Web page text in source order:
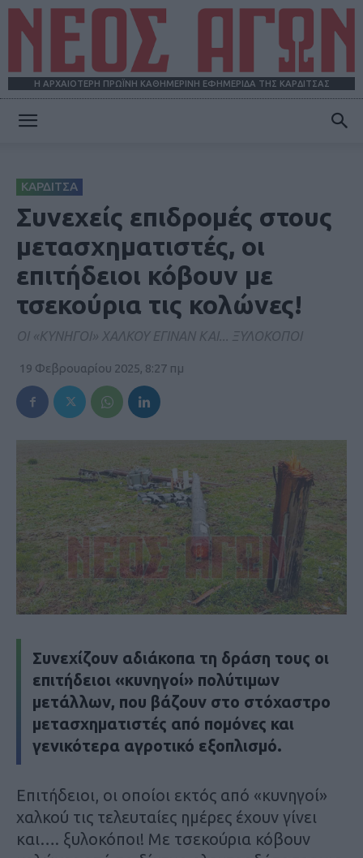
Η ΑΡΧΑΙΟΤΕΡΗ ΠΡΩΪΝΗ ΚΑΘΗΜΕΡΙΝΗ ΕΦΗΜΕΡΙΔΑ ΤΗΣ ΚΑΡΔΙΤΣΑΣ
ΚΑΡΔΙΤΣΑ
Συνεχείς επιδρομές στους
μετασχηματιστές, οι
επιτήδειοι κόβουν με
τσεκούρια τις κολώνες!
ΟΙ «ΚΥΝΗΓΟΙ» ΧΑΛΚΟΥ ΕΓΙΝΑΝ ΚΑΙ... ΞΥΛΟΚΟΠΟΙ
19 Φεβρουαρίου 2025, 8:27 πμ
Συνεχίζουν αδιάκοπα τη δράση τους οι
επιτήδειοι «κυνηγοί» πολύτιμων
μετάλλων, που βάζουν στο στόχαστρο
μετασχηματιστές από πομόνες και
γενικότερα αγροτικό εξοπλισμό.
Επιτήδειοι, οι οποίοι εκτός από «κυνηγοί»
χαλκού τις τελευταίες ημέρες έχουν γίνει
και…. ξυλοκόποι! Με τσεκούρια κόβουν